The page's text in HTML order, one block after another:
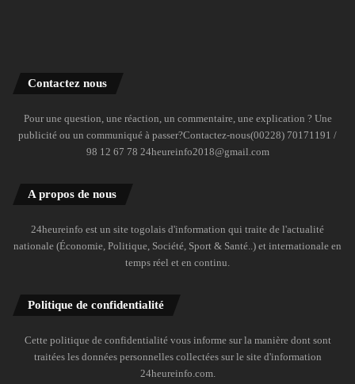
Contactez nous
Pour une question, une réaction, un commentaire, une explication ? Une
publicité ou un communiqué à passer?Contactez-nous(00228) 70171191 /
98 12 67 78 24heureinfo2018@gmail.com
A propos de nous
24heureinfo est un site togolais d'information qui traite de l'actualité
nationale (Économie, Politique, Société, Sport & Santé..) et internationale en
temps réel et en continu.
Politique de confidentialité
Cette politique de confidentialité vous informe sur la manière dont sont
traitées les données personnelles collectées sur le site d'information
24heureinfo.com.